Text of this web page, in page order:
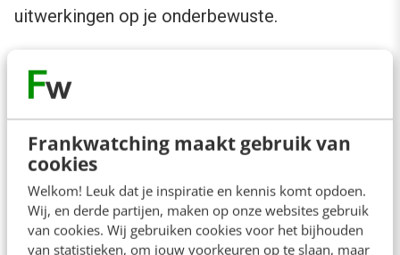
Frankwatching maakt gebruik van
cookies
Welkom! Leuk dat je inspiratie en kennis komt opdoen.
Wij, en derde partijen, maken op onze websites gebruik
van cookies. Wij gebruiken cookies voor het bijhouden
van statistieken, om jouw voorkeuren op te slaan, maar
uitwerkingen op je onderbewuste.
Verandering vorm, verandering mindset
De Duitse
spreekt over ‘moving mindsets’. Zij begreep dat
goed toen ze werd aangenomen voor een
herpositionering van een bepaald merk
douchegel. Ze koos voor een combinatie van
priming en framing. Door met name de